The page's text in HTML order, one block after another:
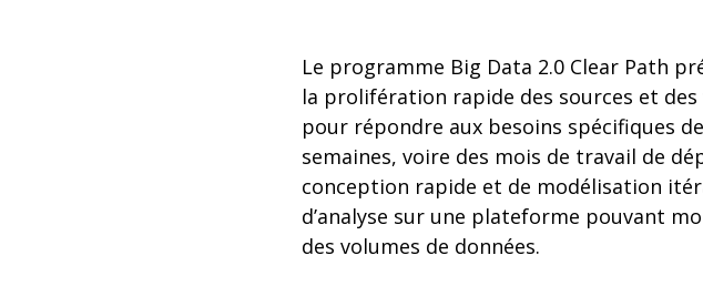
Le programme Big Data 2.0 Clear Path
la prolifération rapide des sources et
pour répondre aux besoins spécifiques
semaines, voire des mois de travail de
conception rapide et de modélisation
d’analyse sur une plateforme pouvant
des volumes de données.